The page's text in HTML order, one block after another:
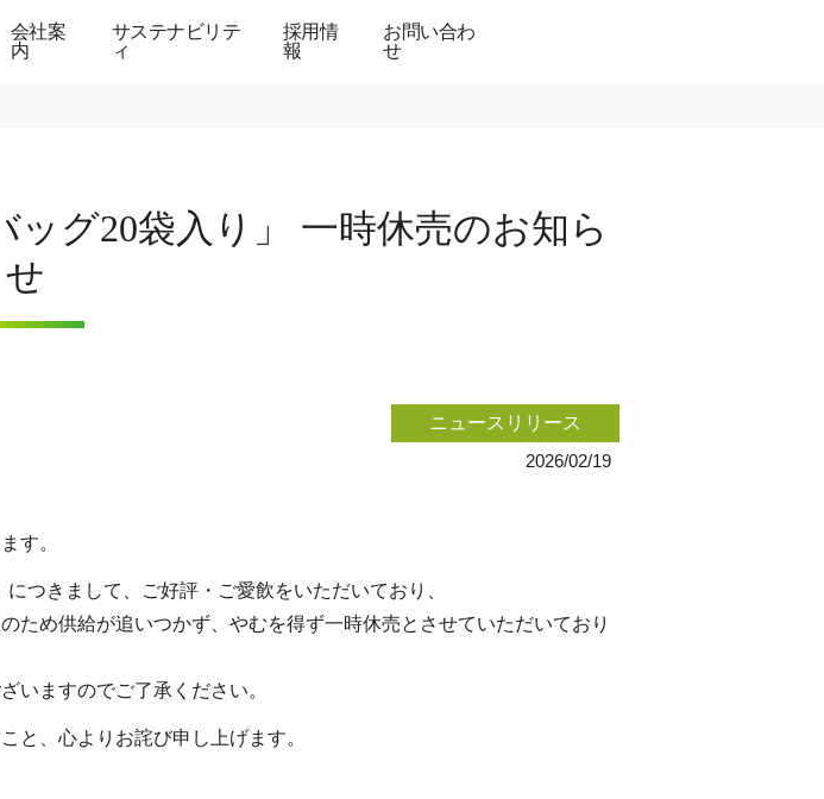
会社案
内
サステナビリテ
ィ
採用情
報
お問い合わ
せ
ッグ20袋入り」 一時休売のお知ら
せ
ニュースリリース
2026/02/19
す。
つきまして、ご好評・ご愛飲をいただいており、
ため供給が追いつかず、やむを得ず一時休売とさせていただいており
いますのでご了承ください。
と、心よりお詫び申し上げます。